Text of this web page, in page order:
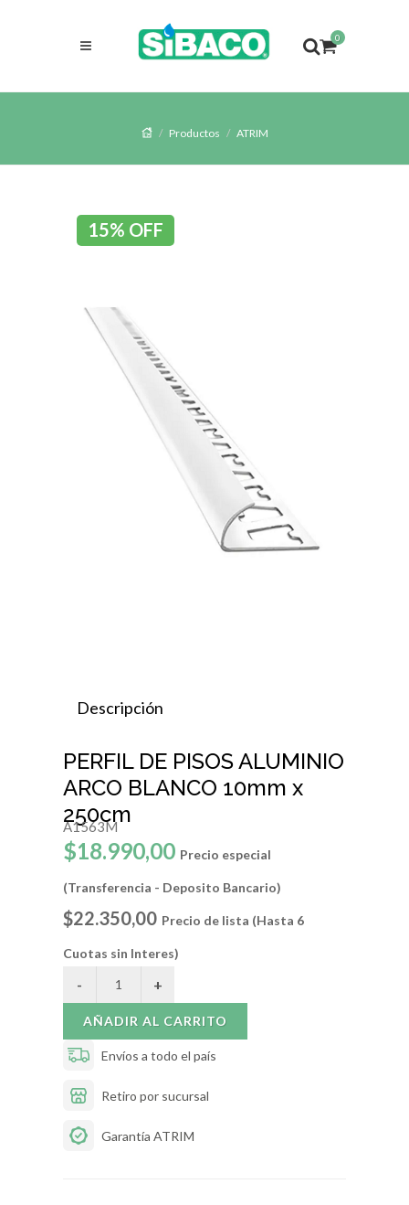
0
Productos ATRIM
15% OFF
Descripción
PERFIL DE PISOS ALUMINIO
ARCO BLANCO 10mm x
250cm
A1563M
$18.990,00 Precio especial
(Transferencia - Deposito Bancario)
$22.350,00 Precio de lista (Hasta 6
Cuotas sin Interes)
AÑADIR AL CARRITO
Envíos a todo el país
Retiro por sucursal
Garantía ATRIM